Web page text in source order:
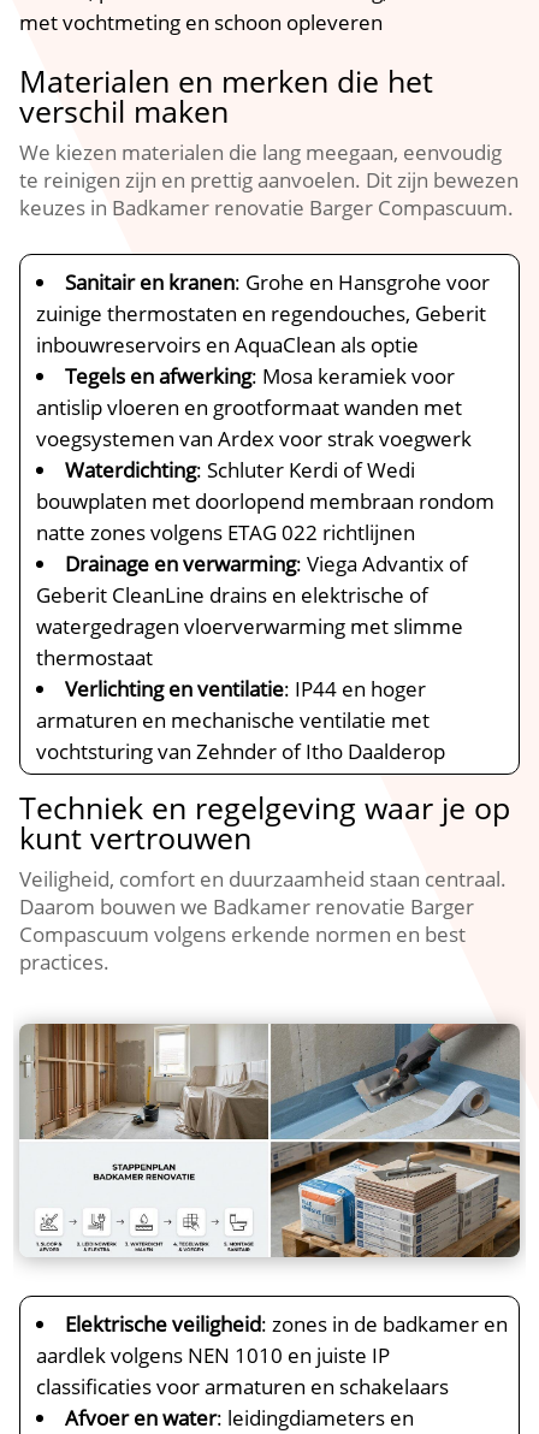
met vochtmeting en schoon opleveren
Materialen en merken die het
verschil maken
We kiezen materialen die lang meegaan, eenvoudig
te reinigen zijn en prettig aanvoelen. Dit zijn bewezen
keuzes in Badkamer renovatie Barger Compascuum.
Sanitair en kranen: Grohe en Hansgrohe voor
zuinige thermostaten en regendouches, Geberit
inbouwreservoirs en AquaClean als optie
Tegels en afwerking: Mosa keramiek voor
antislip vloeren en grootformaat wanden met
voegsystemen van Ardex voor strak voegwerk
Waterdichting: Schluter Kerdi of Wedi
bouwplaten met doorlopend membraan rondom
natte zones volgens ETAG 022 richtlijnen
Drainage en verwarming: Viega Advantix of
Geberit CleanLine drains en elektrische of
watergedragen vloerverwarming met slimme
thermostaat
Verlichting en ventilatie: IP44 en hoger
armaturen en mechanische ventilatie met
vochtsturing van Zehnder of Itho Daalderop
Techniek en regelgeving waar je op
kunt vertrouwen
Veiligheid, comfort en duurzaamheid staan centraal.
Daarom bouwen we Badkamer renovatie Barger
Compascuum volgens erkende normen en best
practices.
Elektrische veiligheid: zones in de badkamer en
aardlek volgens NEN 1010 en juiste IP
classificaties voor armaturen en schakelaars
Afvoer en water: leidingdiameters en